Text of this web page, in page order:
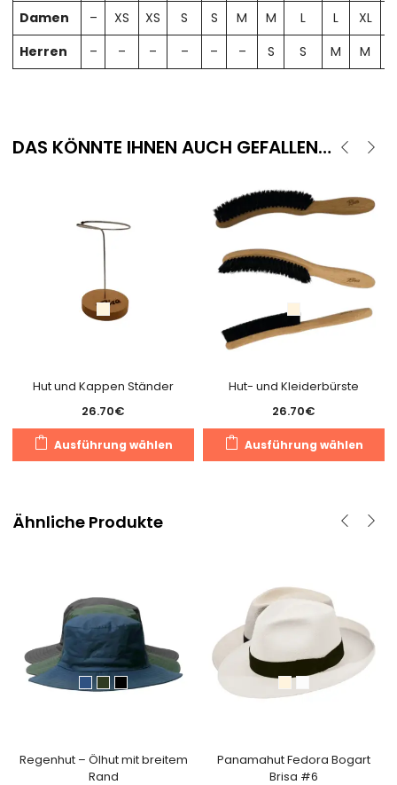
Damen
– XS XS S S M M L L XL
Herren
– – – – – – S S M M
DAS KÖNNTE IHNEN AUCH GEFALLEN…
Hut und Kappen Ständer
26.70€
Ausführung wählen
Dieses
Produkt
Produktseite
gewählt
werden
Hut- und Kleiderbürste
26.70€
Ausführung wählen
Ähnliche Produkte
Regenhut – Ölhut mit breitem
Rand
Panamahut Fedora Bogart
Brisa #6